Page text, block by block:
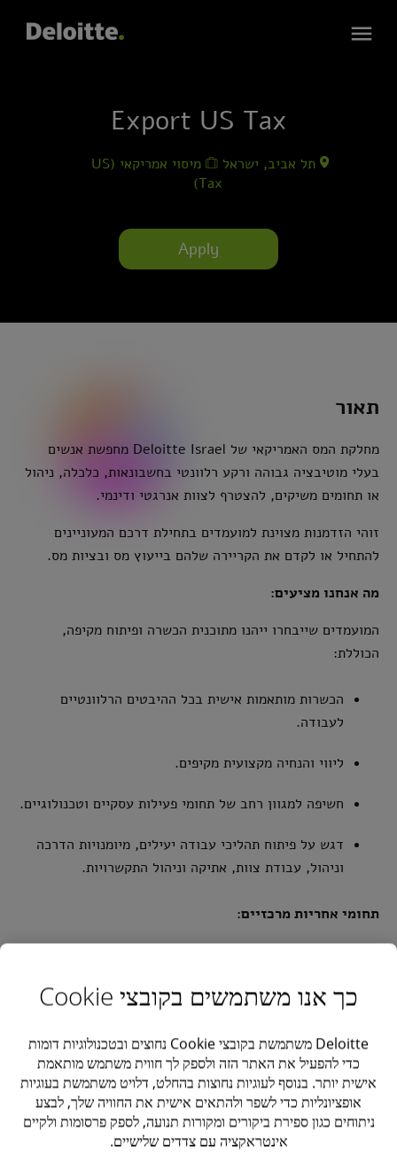
Export US Tax
תל אביב, ישראל
מיסוי אמריקאי (US
Tax)
Apply
תאור
מחלקת המס האמריקאי של Deloitte Israel מחפשת אנשים
בעלי מוטיבציה גבוהה ורקע רלוונטי בחשבונאות, כלכלה, ניהול
או תחומים משיקים, להצטרף לצוות אנרגטי ודינמי.
זוהי הזדמנות מצוינת למועמדים בתחילת דרכם המעוניינים
להתחיל או לקדם את הקריירה שלהם בייעוץ מס ובציות מס.
מה אנחנו מציעים:
המועמדים שייבחרו ייהנו מתוכנית הכשרה ופיתוח מקיפה,
הכוללת:
הכשרות מותאמות אישית בכל ההיבטים הרלוונטיים
לעבודה.
ליווי והנחיה מקצועית מקיפים.
חשיפה למגוון רחב של תחומי פעילות עסקיים וטכנולוגיים.
דגש על פיתוח תהליכי עבודה יעילים, מיומנויות הדרכה
וניהול, עבודת צוות, אתיקה וניהול התקשרויות.
תחומי אחריות מרכזיים:
כולל הכנה וסקירה של דוחות מס.
ביצוע מחקר בנוגע לחקיקה פדרלית ומדינתית בתחום המס
ולפסיקה רלוונטית.
סיוע ללקוחות ביישום מבני מס בינלאומיים מסוימים
כך אנו משתמשים בקובצי Cookie
Deloitte משתמשת בקובצי Cookie נחוצים ובטכנולוגיות דומות
כדי להפעיל את האתר הזה ולספק לך חווית משתמש מותאמת
אישית יותר. בנוסף לעוגיות נחוצות בהחלט, דלויט משתמשת בעוגיות
אופציונליות כדי לשפר ולהתאים אישית את החוויה שלך, לבצע
ניתוחים כגון ספירת ביקורים ומקורות תנועה, לספק פרסומות ולקיים
אינטראקציה עם צדדים שלישיים.